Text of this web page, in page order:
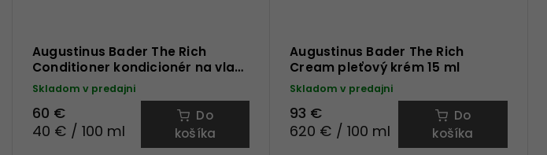
Augustinus Bader The Rich
Conditioner kondicionér na vlasy
150 ml
Skladom v predajni
60 €
40 € / 100 ml
Do
košíka
Augustinus Bader The Rich
Cream pleťový krém 15 ml
Skladom v predajni
93 €
620 € / 100 ml
Do
košíka